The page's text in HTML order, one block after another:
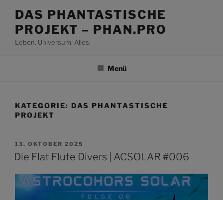
Inhalt
springen
DAS PHANTASTISCHE
PROJEKT – PHAN.PRO
Leben. Universum. Alles.
Menü
KATEGORIE: DAS PHANTASTISCHE
PROJEKT
VERÖFFENTLICHT
AM
13. OKTOBER 2025
Die Flat Flute Divers | ACSOLAR #006